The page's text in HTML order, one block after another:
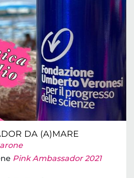
DA (A)MARE
Pink Ambassador 2021